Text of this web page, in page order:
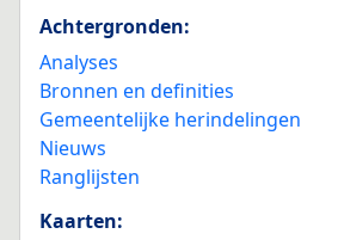
Achtergronden:
Analyses
Bronnen en definities
Gemeentelijke herindelingen
Nieuws
Ranglijsten
Kaarten: